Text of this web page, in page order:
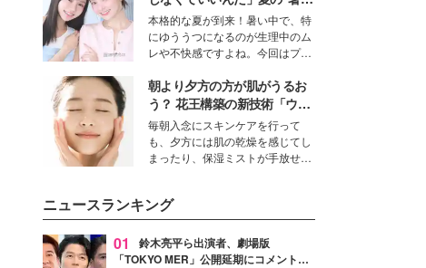
めて注目する人が増えている様
子。今回は、そんな憧れの艶やか
な髪を日常で叶える、美容好きの
女性たちのヘアケア事情を紹介し
ます。
対策”の新しい選択肢とは？
本格的な夏が到来！暑い中で、特
にゆううつになるのが生理中のム
レや不快感ですよね。今回はプラ
モデル・愛甲ひかりさんと橋下美
好さんを迎えて本音で女子会トー
ク。猛暑のお出かけを快適に過ご
すヒントや、2人が感動した夏の
生理の新常識にも迫りました。
朝より夕方の方が肌がうるお
う？ 花王構築の新技術「ウォ
ーターキャプチャリングスキ
ン（捕水肌）」がスキンケア
の常識を変える予感
毎朝入念にスキンケアを行って
も、夕方には肌の乾燥を感じてし
まったり、保湿ミストが手放せな
性を秘めた、革新的な「Water
Capturing Skin（ウォーターキャ
プチャリングスキン：捕水肌）」
技術を、花王が構築した。
ニュースランキング
01
鈴木亮平ら出演者、劇場版
「TOKYO MER」公開延期にコメント